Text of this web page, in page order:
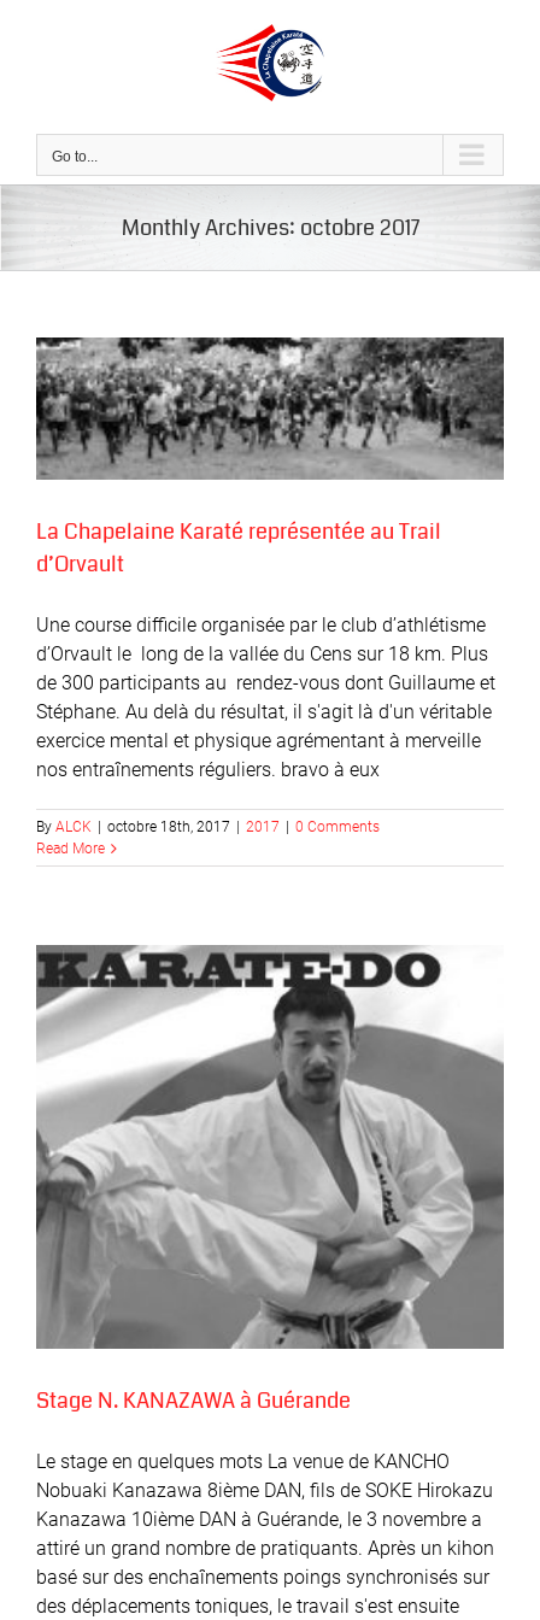
Go to...
Monthly Archives: octobre 2017
La Chapelaine Karaté représentée au Trail
d’Orvault
Une course difficile organisée par le club d’athlétisme
d’Orvault le long de la vallée du Cens sur 18 km. Plus
de 300 participants au rendez-vous dont Guillaume et
Stéphane. Au delà du résultat, il s'agit là d'un véritable
exercice mental et physique agrémentant à merveille
nos entraînements réguliers. bravo à eux
By ALCK | octobre 18th, 2017 | 2017 | 0 Comments
Read More
Stage N. KANAZAWA à Guérande
Le stage en quelques mots La venue de KANCHO
Nobuaki Kanazawa 8ième DAN, fils de SOKE Hirokazu
Kanazawa 10ième DAN à Guérande, le 3 novembre a
attiré un grand nombre de pratiquants. Après un kihon
basé sur des enchaînements poings synchronisés sur
des déplacements toniques, le travail s'est ensuite